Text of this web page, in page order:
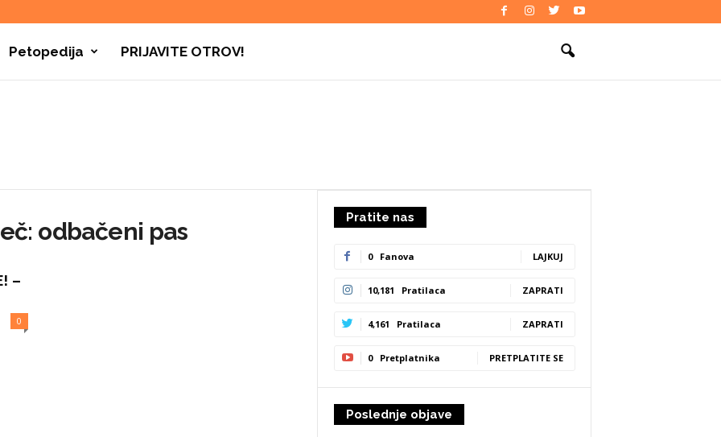
Petopedija PRIJAVITE OTROV!
odbačeni pas
–
0
Pratite nas
0 Fanova LAJKUJ
10,181 Pratilaca ZAPRATI
4,161 Pratilaca ZAPRATI
0 Pretplatnika PRETPLATITE SE
Poslednje objave